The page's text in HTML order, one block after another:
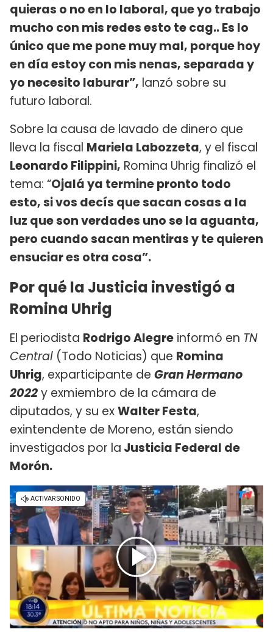
quieras o no en lo laboral, que yo trabajo
mucho con mis redes esto te cag.. Es lo
único que me pone muy mal, porque hoy
en día estoy con mis nenas, separada y
yo necesito laburar”, lanzó sobre su
futuro laboral.
Sobre la causa de lavado de dinero que
lleva la fiscal Mariela Labozzeta, y el fiscal
Leonardo Filippini, Romina Uhrig finalizó el
tema: “Ojalá ya termine pronto todo
esto, si vos decís que sacan cosas a la
luz que son verdades uno se la aguanta,
pero cuando sacan mentiras y te quieren
ensuciar es otra cosa”.
Por qué la Justicia investigó a
Romina Uhrig
El periodista Rodrigo Alegre informó en TN
Central (Todo Noticias) que Romina
Uhrig, exparticipante de Gran Hermano
2022y exmiembro de la cámara de
diputados, y su exWalter Festa,
exintendente de Moreno, están siendo
investigados por la Justicia Federal de
Morón.